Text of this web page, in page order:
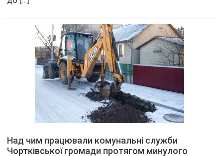
Над чим працювали комунальні служби
Чортківської громади протягом минулого